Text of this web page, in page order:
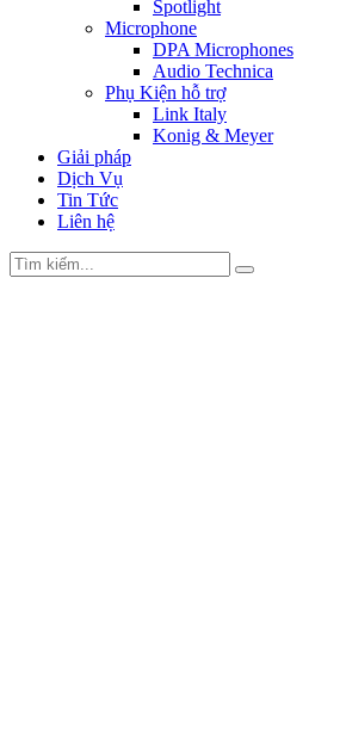
Spotlight
Microphone
DPA Microphones
Audio Technica
Phụ Kiện hỗ trợ
Link Italy
Konig & Meyer
Giải pháp
Dịch Vụ
Tin Tức
Liên hệ